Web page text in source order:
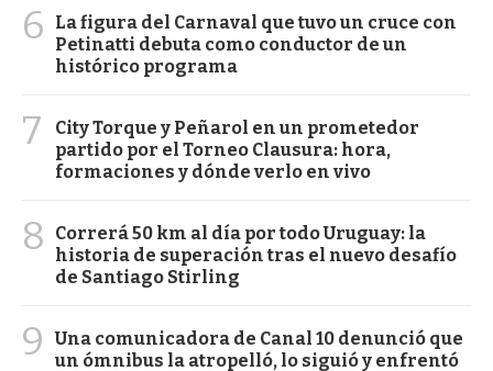
6
La figura del Carnaval que tuvo un cruce con
Petinatti debuta como conductor de un
histórico programa
7
City Torque y Peñarol en un prometedor
partido por el Torneo Clausura: hora,
formaciones y dónde verlo en vivo
8
Correrá 50 km al día por todo Uruguay: la
historia de superación tras el nuevo desafío
de Santiago Stirling
9
Una comunicadora de Canal 10 denunció que
un ómnibus la atropelló, lo siguió y enfrentó